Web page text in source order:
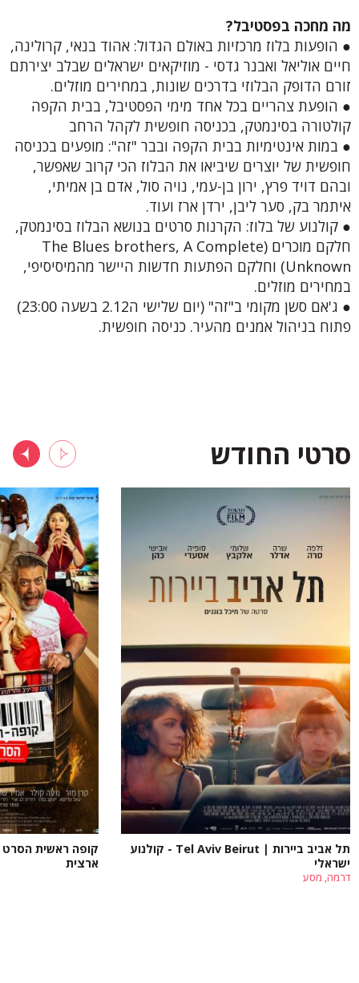
מה מחכה בפסטיבל?
● הופעות בלוז מרכזיות באולם הגדול: אהוד בנאי, קרולינה,
חיים אוליאל ואבנר גדסי - מוזיקאים ישראלים שבלב יצירתם
זורם הדופק הבלוזי בדרכים שונות, במחירים מוזלים.
● הופעת צהריים בכל אחד מימי הפסטיבל, בבית הקפה
קולטורה בסינמטק, בכניסה חופשית לקהל הרחב
● במות אינטימיות בבית הקפה ובבר "זה": מופעים בכניסה
חופשית של יוצרים שיביאו את הבלוז הכי קרוב שאפשר,
ובהם דויד פרץ, ירון בן-עמי, נויה סול, אדם בן אמיתי,
איתמר בק, סער ליבן, ירדן ארז ועוד.
● קולנוע של בלוז: הקרנות סרטים בנושא הבלוז בסינמטק,
חלקם מוכרים (The Blues brothers, A Complete
Unknown) וחלקם הפתעות חדשות היישר מהמיסיסיפי,
במחירים מוזלים.
● ג'אם סשן מקומי ב"זה" (יום שלישי ה2.12 בשעה 23:00)
פתוח בניהול אמנים מהעיר. כניסה חופשית.
סרטי החודש
תל אביב ביירות | Tel Aviv Beirut - קולנוע
ישראלי
דרמה, מסע
קופה ראשית הסרט
ארצית